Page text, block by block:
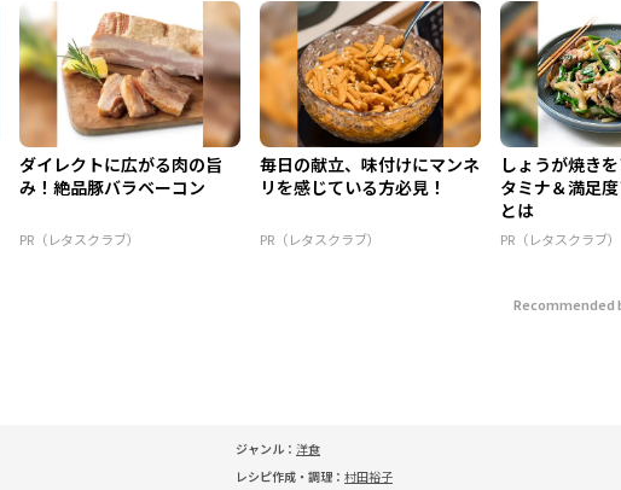
ダイレクトに広がる肉の旨
み！絶品豚バラベーコン
PR（レタスクラブ）
毎日の献立、味付けにマンネ
リを感じている方必見！
PR（レタスクラブ）
しょうが焼き
タミナ＆満足
とは
PR（レタスクラブ）
Recommended
ジャンル： 洋食
レシピ作成・調理： 村田裕子